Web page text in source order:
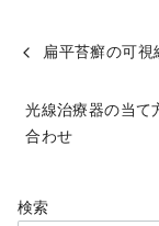
扁平苔癬の可
光線治療器の当て
合わせ
検索